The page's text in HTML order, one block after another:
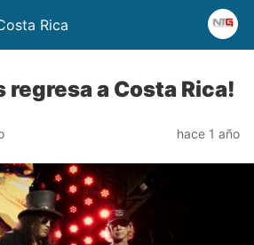
Rica
regresa a Costa Rica!
hace 1 año